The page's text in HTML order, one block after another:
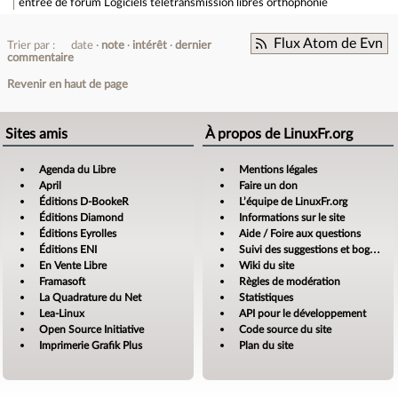
entrée de forum Logiciels télétransmission libres orthophonie
Flux Atom de Evn
Trier par : date note intérêt
dernier
commentaire
Revenir en haut de page
Sites amis
Agenda du Libre
April
Éditions D-BookeR
Éditions Diamond
Éditions Eyrolles
Éditions ENI
En Vente Libre
Framasoft
La Quadrature du Net
Lea-Linux
Open Source Initiative
Imprimerie Grafik Plus
À propos de LinuxFr.org
Mentions légales
Faire un don
L’équipe de LinuxFr.org
Informations sur le site
Aide / Foire aux questions
Suivi des suggestions et bogues
Wiki du site
Règles de modération
Statistiques
API pour le développement
Code source du site
Plan du site